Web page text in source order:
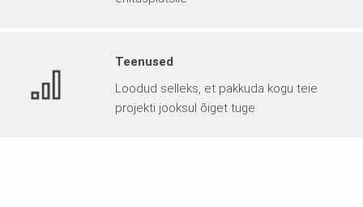
Teenused
Loodud selleks, et pakkuda kogu teie
projekti jooksul õiget tuge